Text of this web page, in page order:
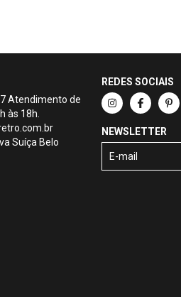
Suíça Belo
REDES SOCIAIS
NEWSLETTER